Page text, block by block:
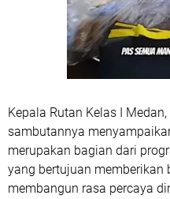
Kepala Rutan Kelas I
sambutannya
merupakan bagian dari
yang bertujuan memberikan
membangun rasa percaya